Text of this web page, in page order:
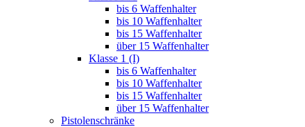
bis 6 Waffenhalter
bis 10 Waffenhalter
bis 15 Waffenhalter
über 15 Waffenhalter
Klasse 1 (I)
bis 6 Waffenhalter
bis 10 Waffenhalter
bis 15 Waffenhalter
über 15 Waffenhalter
Pistolenschränke